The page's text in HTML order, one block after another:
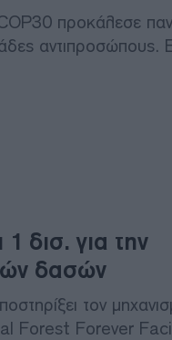
προκάλεσε
αντιπροσώπους.
δισ. για την
δασών
τον
Forest Forever